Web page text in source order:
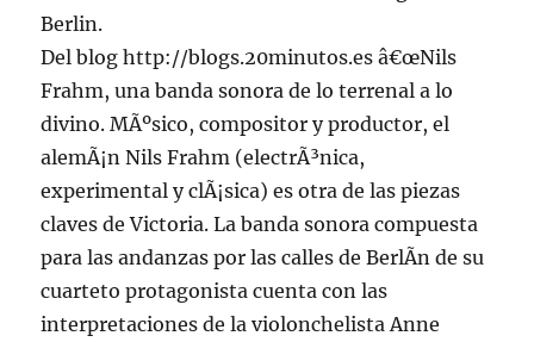
Berlin.
Del blog http://blogs.20minutos.es â€œNils
Frahm, una banda sonora de lo terrenal a lo
divino. MÃºsico, compositor y productor, el
alemÃ¡n Nils Frahm (electrÃ³nica,
experimental y clÃ¡sica) es otra de las piezas
claves de Victoria. La banda sonora compuesta
para las andanzas por las calles de BerlÃ­n de su
cuarteto protagonista cuenta con las
interpretaciones de la violonchelista Anne